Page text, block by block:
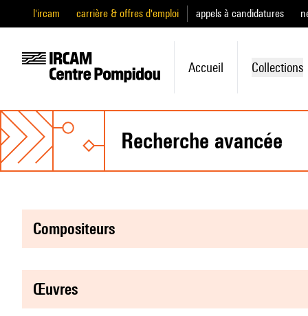
l'ircam carrière & offres d'emploi appels à candidatures
Accueil Collections
recherche avancée
compositeurs
œuvres